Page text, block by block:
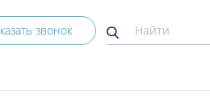
звонок